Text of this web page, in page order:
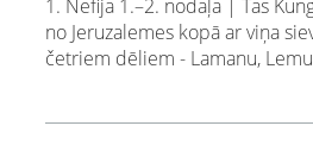
1. Nefija 1.–2. nodaļa | Tas
no Jeruzalemes kopā ar viņa
četriem dēliem - Lamanu,